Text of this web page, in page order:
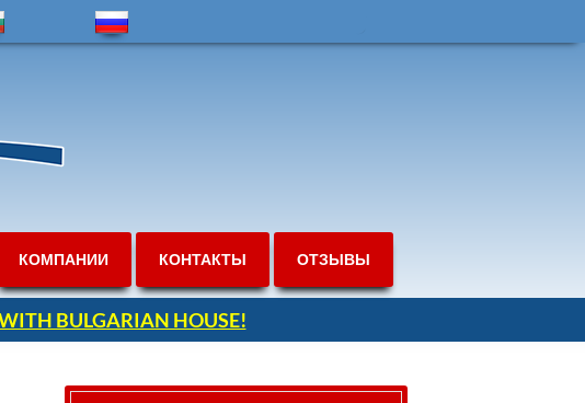
КОМПАНИИ КОНТАКТЫ ОТЗЫВЫ
BULGARIAN HOUSE!